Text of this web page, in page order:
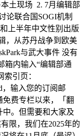
土现场 2. 7月编辑部
论联合国SOGI机制
上半年中文性别出版
，从苏丹战争到欧美
与武大事件 没有
箱内输入“编辑部通
引页：
，输入您的订阅邮
费专栏以来，「翻
中。但需要和大家及
限，我们在2025年的